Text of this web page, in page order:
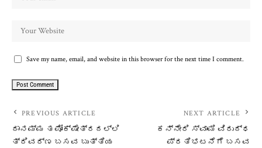
Save my name, email, and website in this browser for the next time I comment.
PREVIOUS ARTICLE
ದಾನಮ್ಮ ತಪೋಕ್ಷೇತ್ರದಲ್ಲಿ
ತ್ರಿವರ್ಣ ಬಸವ ಬುತ್ತಿಯ
NEXT ARTICLE
ಕನ್ನೇರಿ ಸ್ವಾಮಿ ವಿರುದ್ಧ
ಪ್ರತಿಭಟನೆಗೆ ಬಸವ